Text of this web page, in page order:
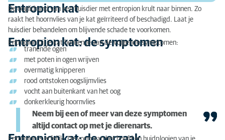
Entropion kat
De ooglidrand van een huisdier met entropion krult naar binnen. Zo
raakt het hoornvlies van je kat geïrriteerd of beschadigd. Laat je
huisdier behandelen om blijvende schade te voorkomen.
Entropion kat: de symptomen
Entropion bij je kat herken je aan de volgende symptomen:
tranende ogen
met poten in ogen wrijven
overmatig knipperen
rood ontstoken oogslijmvlies
vocht aan buitenkant van het oog
donkerkleurig hoornvlies
Neem bij een of meer van deze symptomen
altijd contact op met je dierenarts.